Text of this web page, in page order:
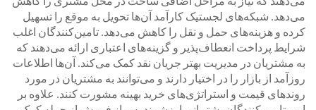
می‌دهد. شبکه‌های لجستیک کارآمد آن‌ها تحویل به موقع را تسهیل
کرده و هزینه‌های حمل و نقل را کاهش می‌دهد. تامین‌کنندگان اغلب
شرایط پرداخت انعطاف‌پذیر و گزینه‌های اعتباری ارائه می‌دهند که
به مشتریان در مدیریت بهتر جریان نقد کمک می‌کند. آن‌ها اطلاعات
روزآمد از بازار را در اختیار دارند و می‌توانند به مشتریان در مورد
روندهای قیمت و استراتژی‌های خرید بهینه مشورت کنند. علاوه بر